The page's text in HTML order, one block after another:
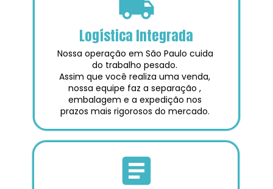
Logística Integrada
Nossa operação em São Paulo cuida
do trabalho pesado.
Assim que você realiza uma venda,
nossa equipe faz a separação ,
embalagem e a expedição nos
prazos mais rigorosos do mercado.